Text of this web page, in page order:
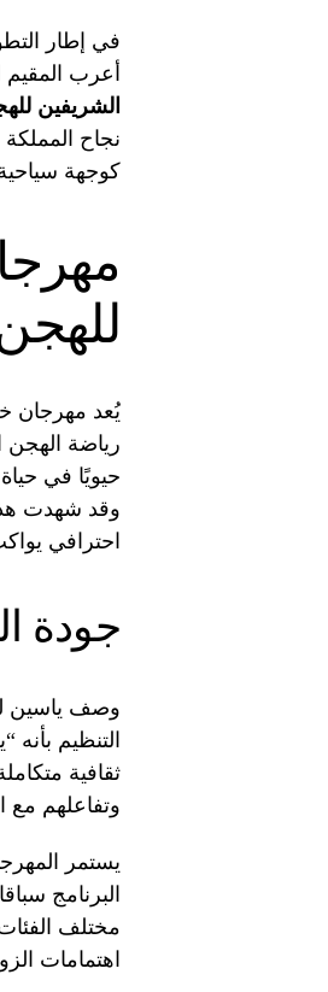
في إطار
أعرب المقيم
الشريفين
نجاح
كوجهة
يُعد مهرجان
رياضة الهجن
حيويًا في
وقد شهدت
احترافي
جودة
وصف ياسين
التنظيم
ثقافية
وتفاعلهم مع
البرنامج
مختلف
اهتمامات